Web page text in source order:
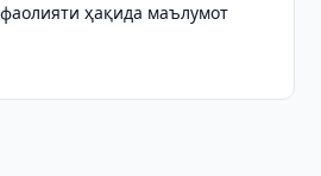
ҳақида маълумот